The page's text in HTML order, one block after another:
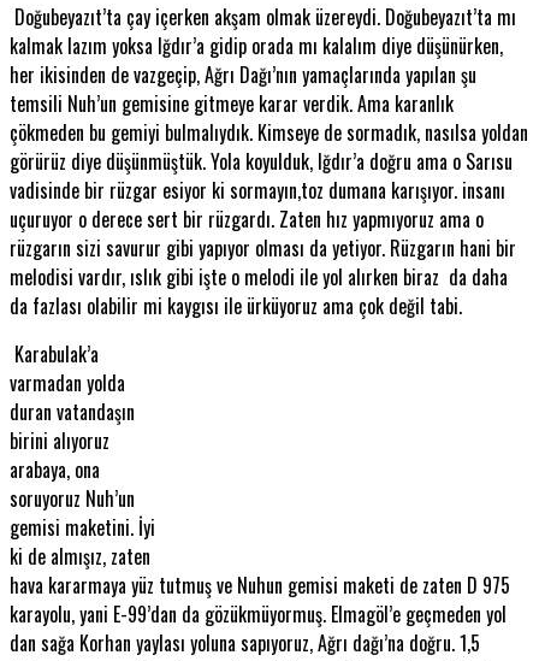
Doğubeyazıt’ta çay içerken akşam olmak üzereydi. Doğubeyazıt’ta mı
kalmak lazım yoksa Iğdır’a gidip orada mı kalalım diye düşünürken,
her ikisinden de vazgeçip, Ağrı Dağı’nın yamaçlarında yapılan şu
temsili Nuh’un gemisine gitmeye karar verdik. Ama karanlık
çökmeden bu gemiyi bulmalıydık. Kimseye de sormadık, nasılsa yoldan
görürüz diye düşünmüştük. Yola koyulduk, Iğdır’a doğru ama o Sarısu
vadisinde bir rüzgar esiyor ki sormayın,toz dumana karışıyor. insanı
uçuruyor o derece sert bir rüzgardı. Zaten hız yapmıyoruz ama o
rüzgarın sizi savurur gibi yapıyor olması da yetiyor. Rüzgarın hani bir
melodisi vardır, ıslık gibi işte o melodi ile yol alırken biraz da daha
da fazlası olabilir mi kaygısı ile ürküyoruz ama çok değil tabi.
Karabulak’a
varmadan yolda
duran vatandaşın
birini alıyoruz
arabaya, ona
soruyoruz Nuh’un
gemisi maketini. İyi
ki de almışız, zaten
hava kararmaya yüz tutmuş ve Nuhun gemisi maketi de zaten D 975
karayolu, yani E-99’dan da gözükmüyormuş. Elmagöl’e geçmeden yol
dan sağa Korhan yaylası yoluna sapıyoruz, Ağrı dağı’na doğru. 1,5